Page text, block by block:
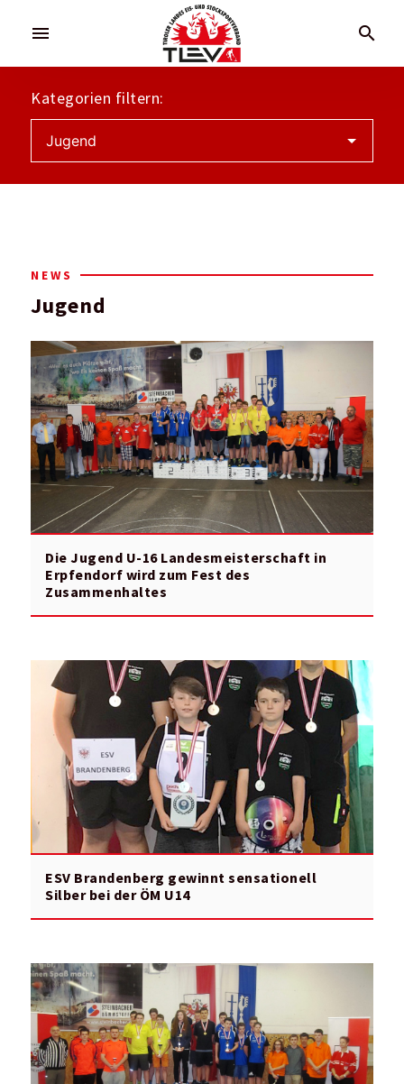
menu search
Kategorien filtern:
NEWS
Jugend
Die Jugend U-16 Landesmeisterschaft in
Erpfendorf wird zum Fest des
Zusammenhaltes
ESV Brandenberg gewinnt sensationell
Silber bei der ÖM U14